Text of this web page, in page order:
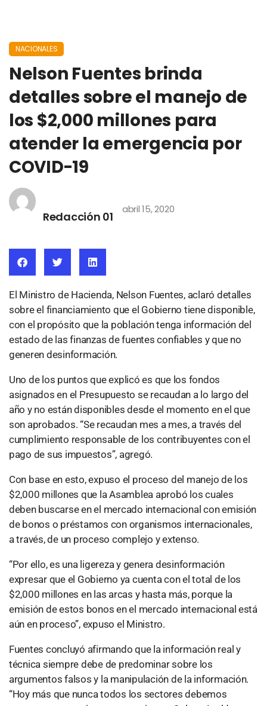
NACIONALES
Nelson Fuentes brinda
detalles sobre el manejo de
los $2,000 millones para
atender la emergencia por
COVID-19
Redacción 01
abril 15, 2020
El Ministro de Hacienda, Nelson Fuentes, aclaró detalles
sobre el financiamiento que el Gobierno tiene disponible,
con el propósito que la población tenga información del
estado de las finanzas de fuentes confiables y que no
generen desinformación.
Uno de los puntos que explicó es que los fondos
asignados en el Presupuesto se recaudan a lo largo del
año y no están disponibles desde el momento en el que
son aprobados. “Se recaudan mes a mes, a través del
cumplimiento responsable de los contribuyentes con el
pago de sus impuestos”, agregó.
Con base en esto, expuso el proceso del manejo de los
$2,000 millones que la Asamblea aprobó los cuales
deben buscarse en el mercado internacional con emisión
de bonos o préstamos con organismos internacionales,
a través, de un proceso complejo y extenso.
“Por ello, es una ligereza y genera desinformación
expresar que el Gobierno ya cuenta con el total de los
$2,000 millones en las arcas y hasta más, porque la
emisión de estos bonos en el mercado internacional está
aún en proceso”, expuso el Ministro.
Fuentes concluyó afirmando que la información real y
técnica siempre debe de predominar sobre los
argumentos falsos y la manipulación de la información.
“Hoy más que nunca todos los sectores debemos